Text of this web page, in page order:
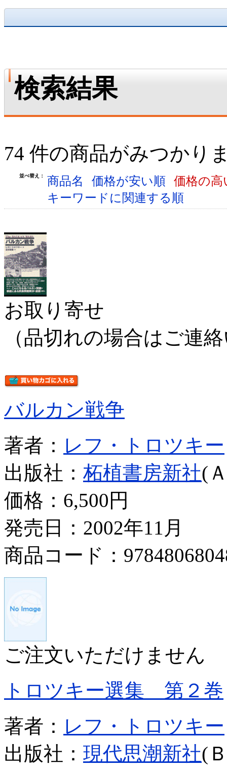
検索結果
74 件の商品がみつかり
並べ替え： 商品名 価格が安い順 価格の
キーワードに関連する順
お取り寄せ
（品切れの場合はご連
バルカン戦争
著者： レフ・トロツキー
出版社： 柘植書房新社(
価格： 6,500円
発売日：2002年11月
商品コード：
ご注文いただけません
トロツキー選集 第２巻
著者： レフ・トロツキー
出版社： 現代思潮新社(